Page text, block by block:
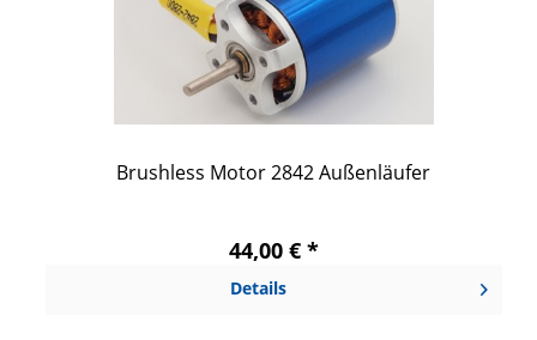
Brushless Motor 2842 Außenläufer
44,00 € *
Details